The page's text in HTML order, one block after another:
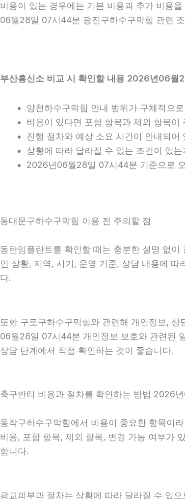
비용이 있는 경우에는 기본 비용과 추가 비용
06월28일 07시44분 광진구하수구막힘 관련
부산흥신소 비교 시 확인할 내용 2026년06월
양천하수구막힘 안내 범위가 구체적으
비용이 있다면 포함 항목과 제외 항목이
진행 절차와 예상 소요 시간이 안내되어
상황에 따라 달라질 수 있는 조건이 있는
2026년06월28일 07시44분 기준으로
동대문구하수구막힘 이용 전 주의할 점
동탄임플란트를 확인할 때는 충분한 설명 없
인 상황, 지역, 시기, 운영 기준, 상담 내용에
다.
또한 구로구하수구막힘와 관련해 개인정보,
06월28일 07시44분 개인정보 보호와 관련된
상담 단계에서 직접 확인하는 것이 좋습니다.
축구반티 비용과 절차를 확인하는 방법 2026
동작구하수구막힘에서 비용이 중요한 항목이
비용, 포함 항목, 제외 항목, 변경 가능 여부가
합니다.
광교피부과 절차는 상황에 따라 달라질 수 있